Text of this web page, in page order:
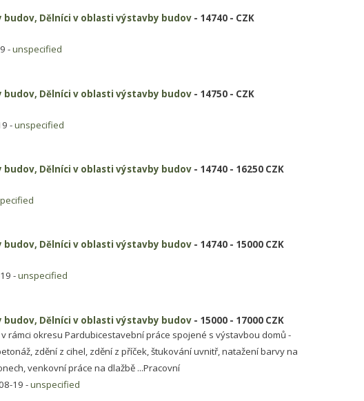
budov, Dělníci v oblasti výstavby budov - 14740 - CZK
-unspecified
budov, Dělníci v oblasti výstavby budov - 14750 - CZK
-unspecified
budov, Dělníci v oblasti výstavby budov - 14740 - 16250 CZK
budov, Dělníci v oblasti výstavby budov - 14740 - 15000 CZK
-unspecified
budov, Dělníci v oblasti výstavby budov - 15000 - 17000 CZK
rámci okresu Pardubicestavební práce spojené s výstavbou domů -
zdění z cihel, zdění z příček, štukování uvnitř, natažení barvy na
venkovní práce na dlažbě ...Pracovní
19 -unspecified